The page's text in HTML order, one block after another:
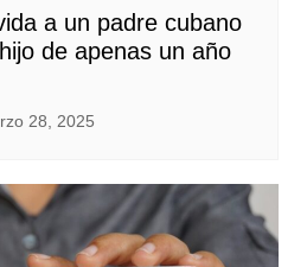
a un padre cubano
de apenas un año
28, 2025